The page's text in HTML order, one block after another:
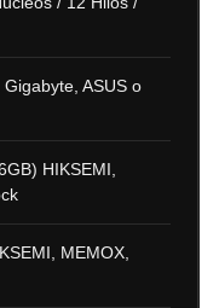
ASUS o
HIKSEMI,
MEMOX,